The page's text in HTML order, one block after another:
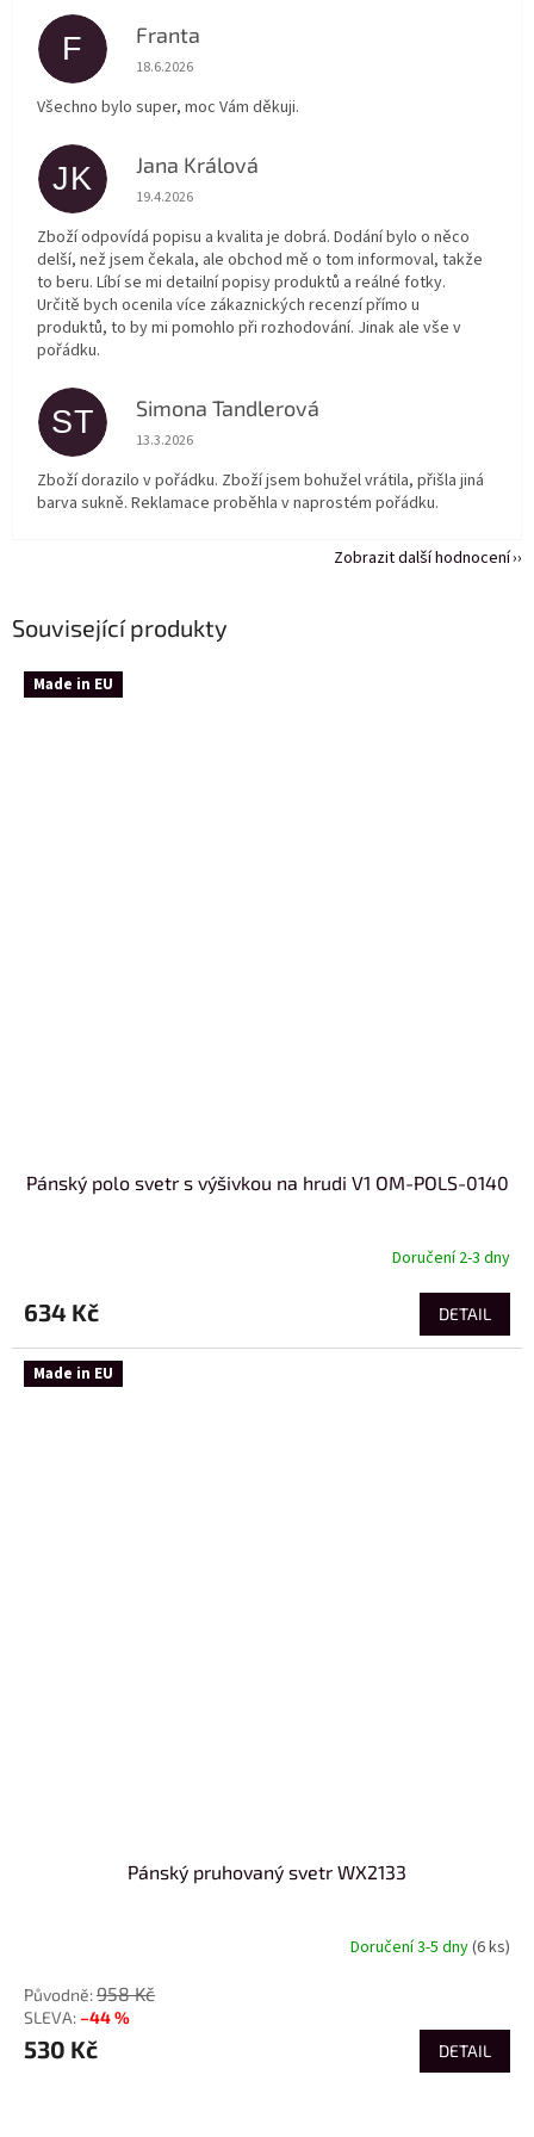
Související produkty
Made in EU
Pánský polo svetr s výšivkou na hrudi V1 OM-POLS-0140
Doručení 2-3 dny
634 Kč DETAIL
Made in EU
Pánský pruhovaný svetr WX2133
Doručení 3-5 dny(6 ks)
958 Kč
–44 %
530 Kč DETAIL
F Franta
Hodnocení obchodu je 5 z 5 hvězdiček.
18.6.2026
Všechno bylo super, moc Vám děkuji.
JK Jana Králová
Hodnocení obchodu je 5 z 5 hvězdiček.
19.4.2026
Zboží odpovídá popisu a kvalita je dobrá. Dodání bylo o něco
delší, než jsem čekala, ale obchod mě o tom informoval, takže
to beru. Líbí se mi detailní popisy produktů a reálné fotky.
Určitě bych ocenila více zákaznických recenzí přímo u
produktů, to by mi pomohlo při rozhodování. Jinak ale vše v
pořádku.
ST Simona Tandlerová
Hodnocení obchodu je 5 z 5 hvězdiček.
13.3.2026
Zboží dorazilo v pořádku. Zboží jsem bohužel vrátila, přišla jiná
barva sukně. Reklamace proběhla v naprostém pořádku.
Zobrazit další hodnocení